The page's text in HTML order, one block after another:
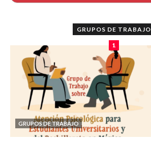
GRUPOS DE TRABAJO
1
GRUPOS DE TRABAJO